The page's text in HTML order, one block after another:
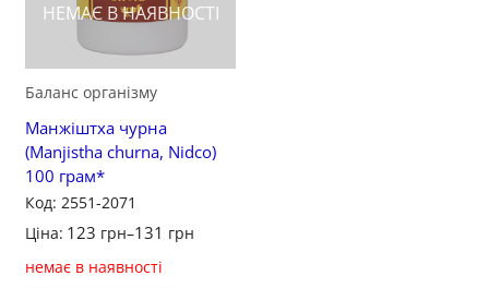
НЕМАЄ В НАЯВНОСТІ
Баланс організму
Манжіштха чурна
(Manjistha churna, Nidco)
100 грам*
Код: 2551-2071
Ціна: 123 грн–131 грн
немає в наявності